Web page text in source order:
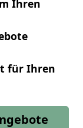
Ihren
für Ihren